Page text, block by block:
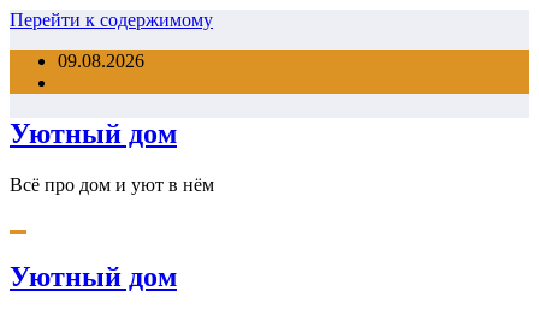
Перейти к содержимому
09.08.2026
Уютный дом
Всё про дом и уют в нём
Уютный дом